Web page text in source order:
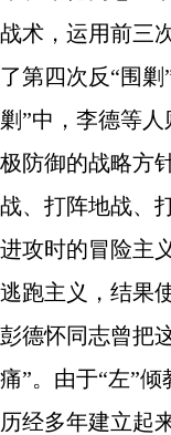
战术，运用前三
了第四次反“围
剿”中，李德等
极防御的战略方
战、打阵地战、
进攻时的冒险主
逃跑主义，结果
彭德怀同志曾把
痛”。由于“左”
历经多年建立起